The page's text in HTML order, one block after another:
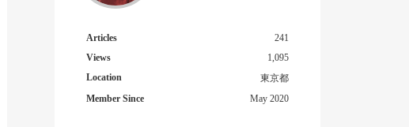
Articles
241
Views
1,095
Location
東京都
Member Since
May 2020